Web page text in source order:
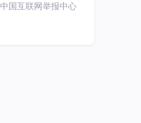
中国互联网举报中心